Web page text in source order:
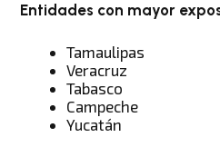
Entidades con mayor
Tamaulipas
Veracruz
Tabasco
Campeche
Yucatán